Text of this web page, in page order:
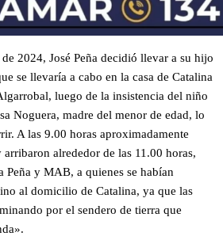
2024, José Peña decidió llevar a su hijo
se llevaría a cabo en la casa de Catalina
luego de la insistencia del niño
Noguera, madre del menor de edad, lo
A las 9.00 horas aproximadamente
alrededor de las 11.00 horas,
Peña y MAB, a quienes se habían
al domicilio de Catalina, ya que las
por el sendero de tierra que